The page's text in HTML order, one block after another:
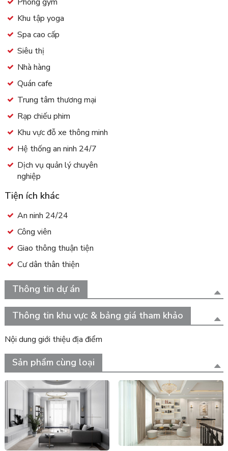
Khu tập yoga
Spa cao cấp
Siêu thị
Nhà hàng
Quán cafe
Trung tâm thương mại
Rạp chiếu phim
Khu vực đỗ xe thông minh
Hệ thống an ninh 24/7
Dịch vụ quản lý chuyên
nghiệp
Tiện ích khác
An ninh 24/24
Công viên
Giao thông thuận tiện
Cư dân thân thiện
Thông tin dự án
Thông tin khu vực & bảng giá tham khảo
Nội dung giới thiệu địa điểm
Sản phẩm cùng loại